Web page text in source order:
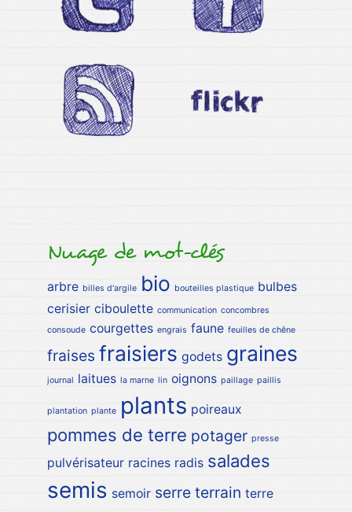
Nuage de mot-clés
arbre billes d'argile bio bouteilles plastique bulbes
cerisier ciboulette communication concombres
consoude courgettes engrais faune feuilles de chêne
fraises fraisiers godets graines
journal laitues la marne lin oignons paillage paillis
plantation plante plants poireaux
pommes de terre potager presse
pulvérisateur racines radis salades
semis semoir serre terrain terre